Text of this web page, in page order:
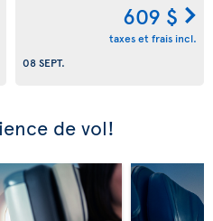
609 $
taxes et frais incl.
08 SEPT.
de vol!